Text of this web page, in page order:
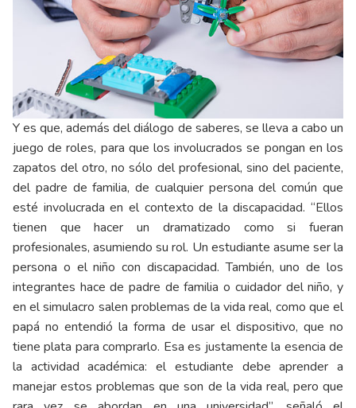
Y es que, además del diálogo de saberes, se lleva a cabo un
juego de roles, para que los involucrados se pongan en los
zapatos del otro, no sólo del profesional, sino del paciente,
del padre de familia, de cualquier persona del común que
esté involucrada en el contexto de la discapacidad. “Ellos
tienen que hacer un dramatizado como si fueran
profesionales, asumiendo su rol. Un estudiante asume ser la
persona o el niño con discapacidad. También, uno de los
integrantes hace de padre de familia o cuidador del niño, y
en el simulacro salen problemas de la vida real, como que el
papá no entendió la forma de usar el dispositivo, que no
tiene plata para comprarlo. Esa es justamente la esencia de
la actividad académica: el estudiante debe aprender a
manejar estos problemas que son de la vida real, pero que